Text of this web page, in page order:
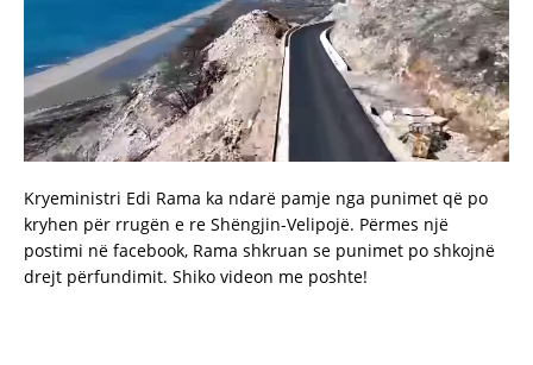
Kryeministri Edi Rama ka ndarë pamje nga punimet që po
kryhen për rrugën e re Shëngjin-Velipojë. Përmes një
postimi në facebook, Rama shkruan se punimet po shkojnë
drejt përfundimit. Shiko videon me poshte!